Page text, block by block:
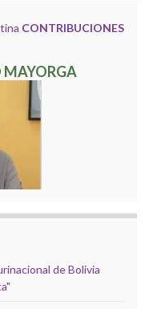
CONTRIBUCIONES
MAYORGA
de Bolivia